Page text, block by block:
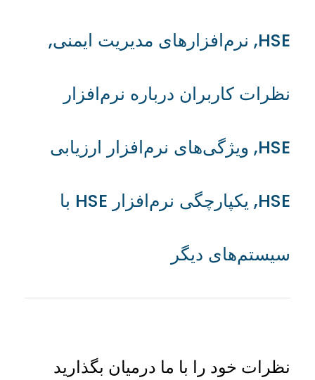
HSE
, نرم‌افزارهای مدیریت ایمنی,
نظرات کاربران درباره نرم‌افزار
HSE
, ویژگی‌های نرم‌افزار ارزیابی
HSE
, یکپارچگی نرم‌افزار HSE با
سیستم‌های دیگر
نظرات خود را با ما درمیان بگذارید